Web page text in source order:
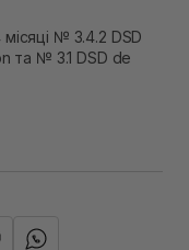
№ 3.4.2 DSD
та № 3.1 DSD de